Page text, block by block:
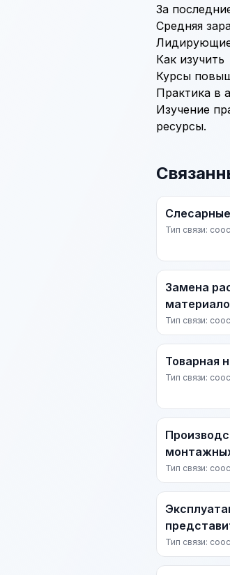
За
Средняя
Лидирующие
Как изучить
Курсы
Практика в
Изучение
ресурсы.
Тип связи:
Замена
Тип связи:
Товарная
Тип связи:
Тип связи:
Тип связи: